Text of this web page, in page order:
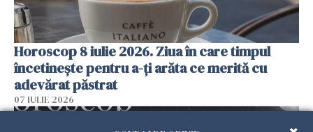
Horoscop 8 iulie 2026. Ziua în care timpul
încetinește pentru a-ți arăta ce merită cu
adevărat păstrat
07 IULIE 2026